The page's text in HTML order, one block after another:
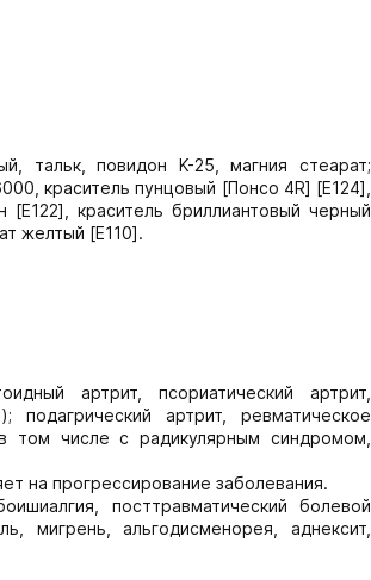
тальк, повидон K-25, магния стеарат;
краситель пунцовый [Понсо 4R] [E124],
[E122], краситель бриллиантовый черный
желтый [E110].
артрит, псориатический артрит,
артрит, ревматическое
том числе с радикулярным синдромом,
на прогрессирование заболевания.
посттравматический болевой
мигрень, альгодисменорея, аднексит,